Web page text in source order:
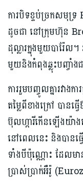
ការបិទខ្ទប់ច្រកសមុទ្
ដូចជា នៅក្រុមហ៊ុន
ដុល្លារក្នុងមួយបារ៉ែល។
មួយនិងកំពុងឆ្លុះបញ្ចាំង
ការរួមបញ្ចូលគ្នារវាង
តម្លៃពីខាងក្រៅ បានធ្
ប៊ុលហ្ការីកើនឡើងយ៉
នៅពេលនេះ និងបានធ្
ទាំងបីប៉ុណ្ណោះ ដែលម
ប្រាស់ប្រាក់អឺរ៉ូ